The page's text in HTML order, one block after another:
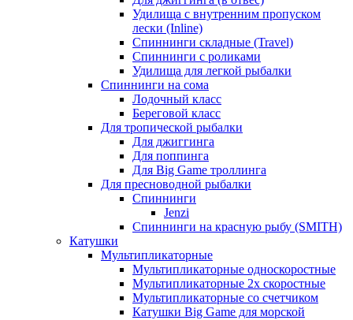
Удилища с внутренним пропуском
лески (Inline)
Спиннинги складные (Travel)
Спиннинги с роликами
Удилища для легкой рыбалки
Спиннинги на сома
Лодочный класс
Береговой класс
Для тропической рыбалки
Для джиггинга
Для поппинга
Для Big Game троллинга
Для пресноводной рыбалки
Спиннинги
Jenzi
Спиннинги на красную рыбу (SMITH)
Катушки
Мультипликаторные
Мультипликаторные односкоростные
Мультипликаторные 2х скоростные
Мультипликаторные со счетчиком
Катушки Big Game для морской